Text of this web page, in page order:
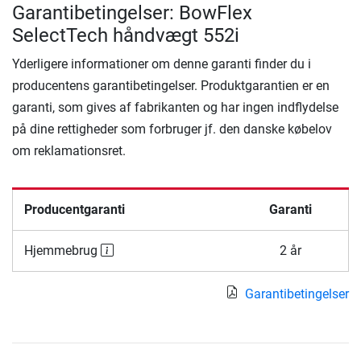
Garantibetingelser: BowFlex
SelectTech håndvægt 552i
Yderligere informationer om denne garanti finder du i
producentens garantibetingelser. Produktgarantien er en
garanti, som gives af fabrikanten og har ingen indflydelse
på dine rettigheder som forbruger jf. den danske købelov
om reklamationsret.
Producentgaranti Garanti
Hjemmebrug 2 år
Garantibetingelser